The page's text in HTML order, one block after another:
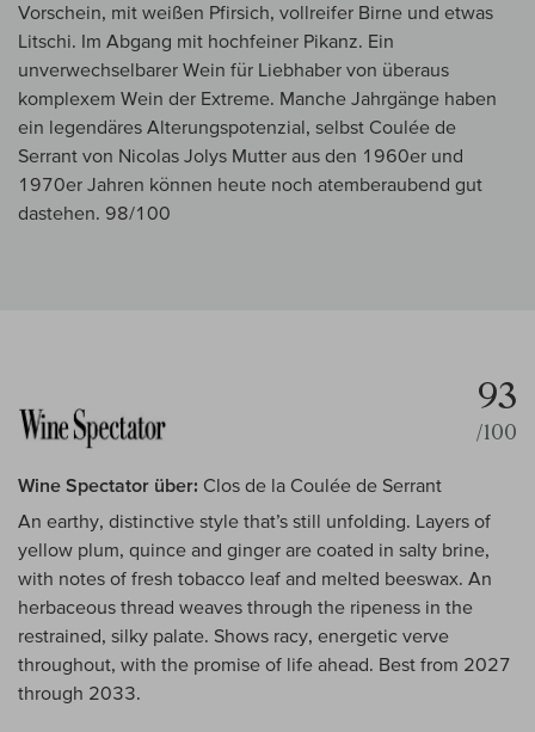
Vorschein, mit weißen Pfirsich, vollreifer Birne und etwas
Litschi. Im Abgang mit hochfeiner Pikanz. Ein
unverwechselbarer Wein für Liebhaber von überaus
komplexem Wein der Extreme. Manche Jahrgänge haben
ein legendäres Alterungspotenzial, selbst Coulée de
Serrant von Nicolas Jolys Mutter aus den 1960er und
1970er Jahren können heute noch atemberaubend gut
dastehen. 98/100
93
/100
Wine Spectator über: Clos de la Coulée de Serrant
An earthy, distinctive style that’s still unfolding. Layers of
yellow plum, quince and ginger are coated in salty brine,
with notes of fresh tobacco leaf and melted beeswax. An
herbaceous thread weaves through the ripeness in the
restrained, silky palate. Shows racy, energetic verve
throughout, with the promise of life ahead. Best from 2027
through 2033.